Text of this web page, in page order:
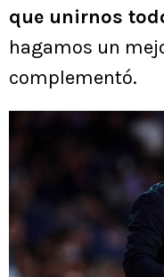
que unirnos
hagamos un
complementó.